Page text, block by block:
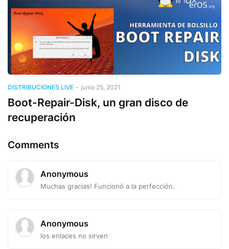
DISTRIBUCIONES LIVE - junio 25, 2021
Boot-Repair-Disk, un gran disco de
recuperación
Comments
Anonymous
Muchas gracias! Funcionó a la perfección.
Anonymous
los enlaces no sirven